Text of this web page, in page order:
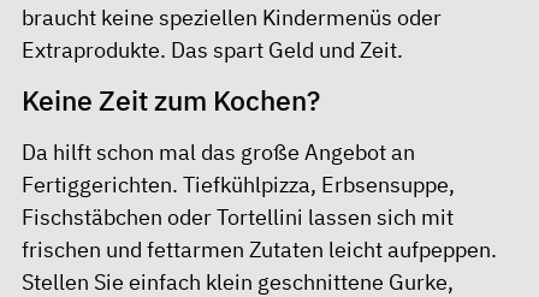
braucht keine speziellen Kindermenüs oder
Extraprodukte. Das spart Geld und Zeit.
Keine Zeit zum Kochen?
Da hilft schon mal das große Angebot an
Fertiggerichten. Tiefkühlpizza, Erbsensuppe,
Fischstäbchen oder Tortellini lassen sich mit
frischen und fettarmen Zutaten leicht aufpeppen.
Stellen Sie einfach klein geschnittene Gurke,